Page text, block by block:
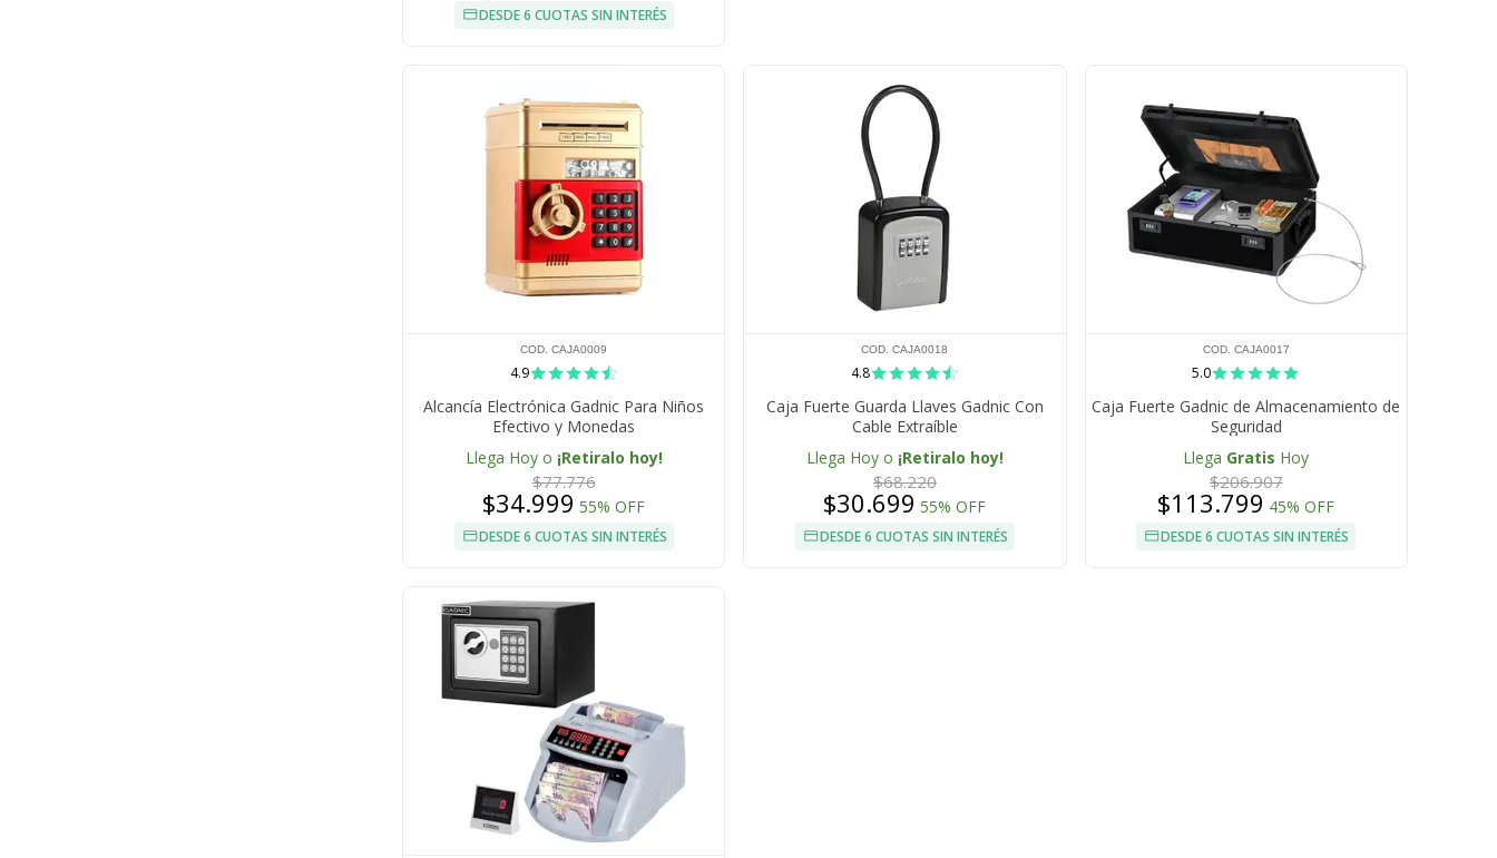
DESDE 6 CUOTAS SIN INTERÉS
COD. CAJA0009
4.9
Alcancía Electrónica Gadnic Para Niños
Efectivo y Monedas
Llega Hoy o ¡Retiralo hoy!
$77.776
$34.999 55% OFF
DESDE 6 CUOTAS SIN INTERÉS
COD. CAJA0018
4.8
Caja Fuerte Guarda Llaves Gadnic Con
Cable Extraíble
Llega Hoy o ¡Retiralo hoy!
$68.220
$30.699 55% OFF
DESDE 6 CUOTAS SIN INTERÉS
COD. CAJA0017
5.0
Caja Fuerte Gadnic de Almacenamiento de
Seguridad
Llega Gratis Hoy
$206.907
$113.799 45% OFF
DESDE 6 CUOTAS SIN INTERÉS